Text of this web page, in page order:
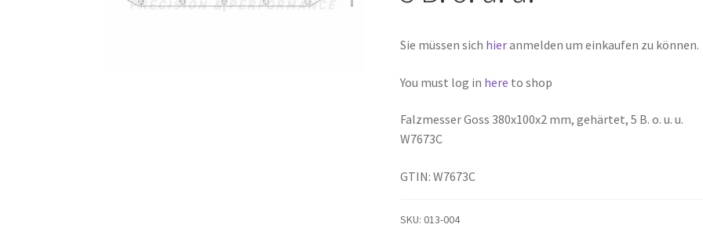
Sie müssen sich hieranmelden um einkaufen zu können.
You must log in here to shop
Falzmesser Goss 380x100x2 mm, gehärtet, 5 B. o. u. u.
W7673C
GTIN: W7673C
SKU:013-004